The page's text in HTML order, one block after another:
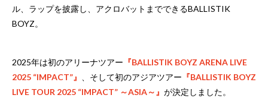
ル、ラップを披露し、アクロバットまでできるBALLISTIK
BOYZ。
2025年は初のアリーナツアー 『BALLISTIK BOYZ ARENA LIVE
2025 “IMPACT”』
、そして初のアジアツアー 『BALLISTIK BOYZ
LIVE TOUR 2025 “IMPACT” ～ASIA～』 が決定しました。